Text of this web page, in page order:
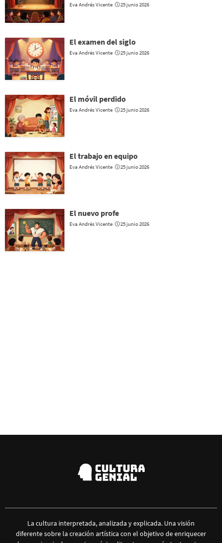
Eva Andrés Vicente 25 junio 2026
El examen del siglo
Eva Andrés Vicente 25 junio 2026
El móvil perdido
Eva Andrés Vicente 25 junio 2026
El trabajo en equipo
Eva Andrés Vicente 25 junio 2026
El nuevo profe
Eva Andrés Vicente 25 junio 2026
La cultura interpretada, analizada y explicada. Una visión
diferente sobre la creación artística con el objetivo de enriquecer